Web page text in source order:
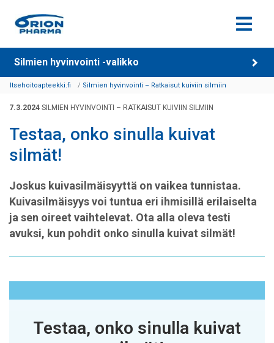
Siirry sisältöön
Silmien hyvinvointi -valikko
Itsehoitoapteekki.fi Silmien hyvinvointi – Ratkaisut kuiviin silmiin
7.3.2024 SILMIEN HYVINVOINTI – RATKAISUT KUIVIIN SILMIIN
Testaa, onko sinulla kuivat
silmät!
Joskus kuivasilmäisyyttä on vaikea tunnistaa.
Kuivasilmäisyys voi tuntua eri ihmisillä erilaiselta
ja sen oireet vaihtelevat. Ota alla oleva testi
avuksi, kun pohdit onko sinulla kuivat silmät!